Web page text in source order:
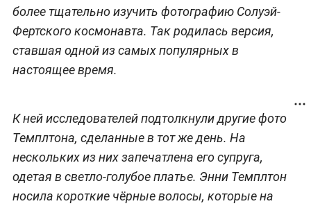
более тщательно изучить фотографию Солуэй-
Фертского космонавта. Так родилась версия,
ставшая одной из самых популярных в
настоящее время.
К ней исследователей подтолкнули другие фото
Темплтона, сделанные в тот же день. На
нескольких из них запечатлена его супруга,
одетая в светло-голубое платье. Энни Темплтон
носила короткие чёрные волосы, которые на